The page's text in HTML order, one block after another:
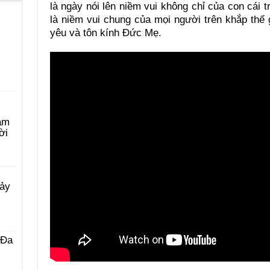
là ngày nói lên niềm vui không chỉ của con cái
là niềm vui chung của mọi người trên khắp
yêu và tôn kính Đức Mẹ.